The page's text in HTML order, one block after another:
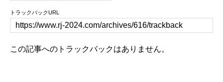
トラックバックURL
この記事へのトラックバックはありません。